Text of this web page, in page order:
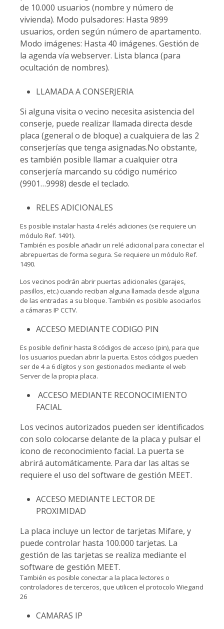
de 10.000 usuarios (nombre y número de
vivienda). Modo pulsadores: Hasta 9899
usuarios, orden según número de apartamento.
Modo imágenes: Hasta 40 imágenes. Gestión de
la agenda vía webserver. Lista blanca (para
ocultación de nombres).
LLAMADA A CONSERJERIA
Si alguna visita o vecino necesita asistencia del
conserje, puede realizar llamada directa desde
placa (general o de bloque) a cualquiera de las 2
conserjerías que tenga asignadas.No obstante,
es también posible llamar a cualquier otra
conserjería marcando su código numérico
(9901…9998) desde el teclado.
RELES ADICIONALES
Es posible instalar hasta 4 relés adiciones (se requiere un
módulo Ref. 1491).
También es posible añadir un relé adicional para conectar el
abrepuertas de forma segura. Se requiere un módulo Ref.
1490.
Los vecinos podrán abrir puertas adicionales (garajes,
pasillos, etc.) cuando reciban alguna llamada desde alguna
de las entradas a su bloque. También es posible asociarlos
a cámaras IP CCTV.
ACCESO MEDIANTE CODIGO PIN
Es posible definir hasta 8 códigos de acceso (pin), para que
los usuarios puedan abrir la puerta. Estos códigos pueden
ser de 4 a 6 dígitos y son gestionados mediante el web
Server de la propia placa.
ACCESO MEDIANTE RECONOCIMIENTO
FACIAL
Los vecinos autorizados pueden ser identificados
con solo colocarse delante de la placa y pulsar el
icono de reconocimiento facial. La puerta se
abrirá automáticamente. Para dar las altas se
requiere el uso del software de gestión MEET.
ACCESO MEDIANTE LECTOR DE
PROXIMIDAD
La placa incluye un lector de tarjetas Mifare, y
puede controlar hasta 100.000 tarjetas. La
gestión de las tarjetas se realiza mediante el
software de gestión MEET.
También es posible conectar a la placa lectores o
controladores de terceros, que utilicen el protocolo Wiegand
26
CAMARAS IP